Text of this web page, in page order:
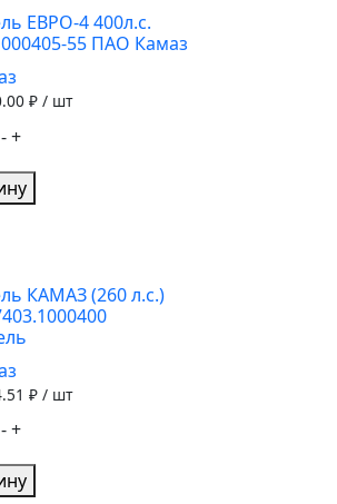
ЕВРО-4 400л.с.
55 ПАО Камаз
₽ / шт
- +
КАМАЗ (260 л.с.)
₽ / шт
- +